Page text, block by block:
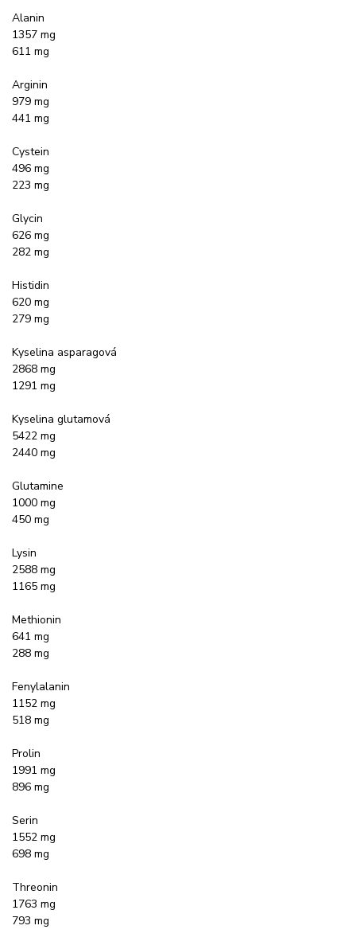
Alanin
1357 mg
611 mg
Arginin
979 mg
441 mg
Cystein
496 mg
223 mg
Glycin
626 mg
282 mg
Histidin
620 mg
279 mg
Kyselina asparagová
2868 mg
1291 mg
Kyselina glutamová
5422 mg
2440 mg
Glutamine
1000 mg
450 mg
Lysin
2588 mg
1165 mg
Methionin
641 mg
288 mg
Fenylalanin
1152 mg
518 mg
Prolin
1991 mg
896 mg
Serin
1552 mg
698 mg
Threonin
1763 mg
793 mg